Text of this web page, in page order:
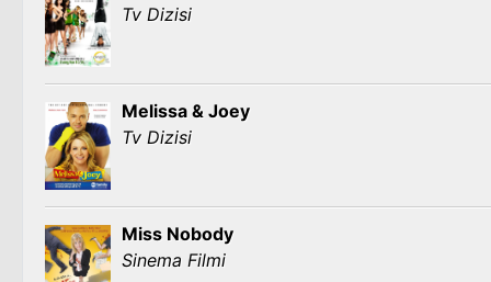
Tv Dizisi
Melissa & Joey
Tv Dizisi
Miss Nobody
Sinema Filmi